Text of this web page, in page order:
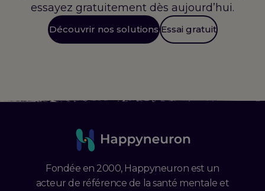
essayez gratuitement dès aujourd’hui.
Découvrir nos solutions Essai gratuit
Fondée en 2000, Happyneuron est un
acteur de référence de la santé mentale et